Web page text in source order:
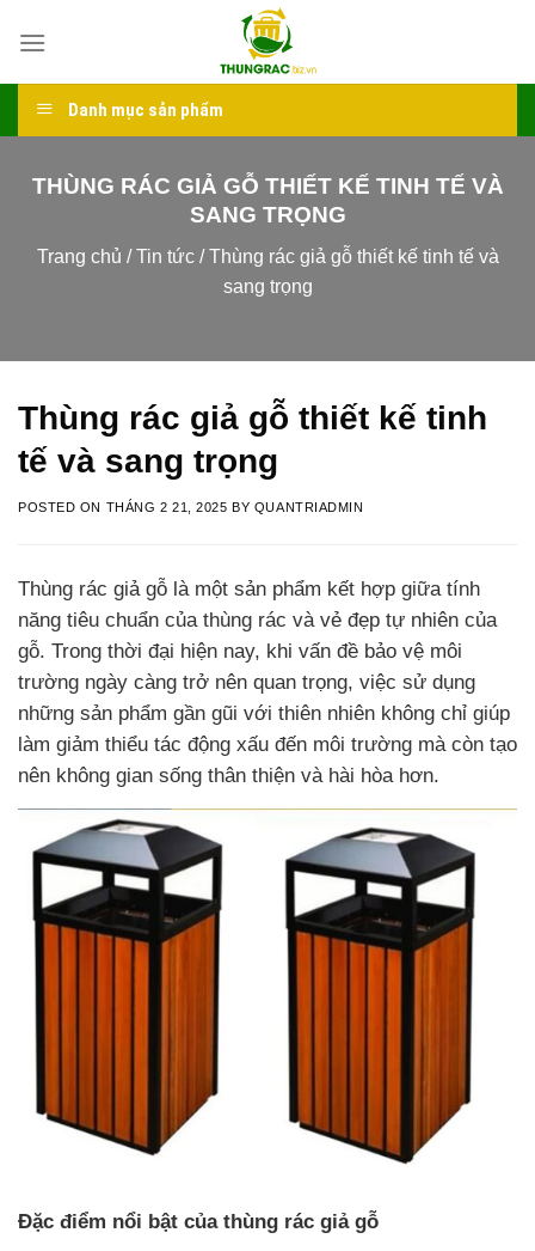
Danh mục sản phẩm
THÙNG RÁC GIẢ GỖ THIẾT KẾ TINH TẾ VÀ
SANG TRỌNG
Trang chủ /Tin tức/Thùng rác giả gỗ thiết kế tinh tế và
sang trọng
Thùng rác giả gỗ thiết kế tinh
tế và sang trọng
POSTED ON THÁNG 2 21, 2025 BY QUANTRIADMIN
Thùng rác giả gỗ là một sản phẩm kết hợp giữa tính
năng tiêu chuẩn của thùng rác và vẻ đẹp tự nhiên của
gỗ. Trong thời đại hiện nay, khi vấn đề bảo vệ môi
trường ngày càng trở nên quan trọng, việc sử dụng
những sản phẩm gần gũi với thiên nhiên không chỉ giúp
làm giảm thiểu tác động xấu đến môi trường mà còn tạo
nên không gian sống thân thiện và hài hòa hơn.
Đặc điểm nổi bật của thùng rác giả gỗ